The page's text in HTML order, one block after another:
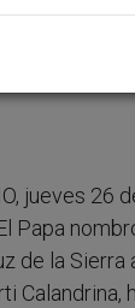
r
jueves 26
Papa
de la Sierra
Calandrina,